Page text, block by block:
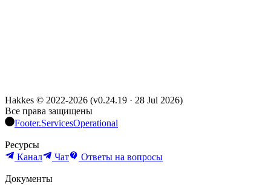
Hakkes © 2022-2026 (v0.24.19 · 28 Jul 2026)
Все права защищены
Footer.ServicesOperational
Ресурсы
Канал
Чат Ответы на вопросы
Документы